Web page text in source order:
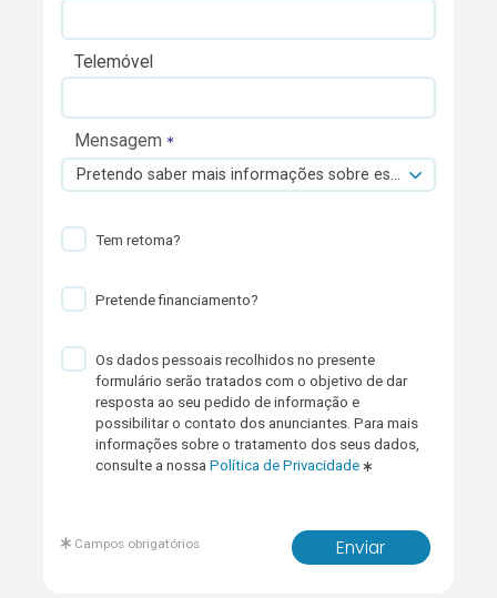
Telemóvel
Mensagem
Pretendo saber mais informações sobre esta viatura.
Tem retoma?
Pretende financiamento?
Os dados pessoais recolhidos no presente
formulário serão tratados com o objetivo de dar
resposta ao seu pedido de informação e
possibilitar o contato dos anunciantes. Para mais
informações sobre o tratamento dos seus dados,
consulte a nossaPolítica de Privacidade
Enviar
Campos obrigatórios